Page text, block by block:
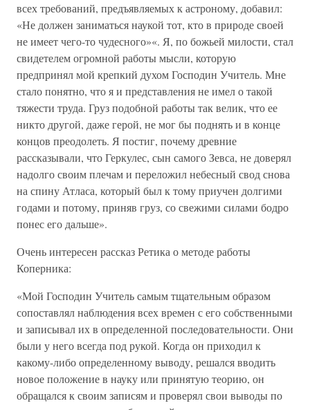
всех требований, предъявляемых к астроному, добавил:
«Не должен заниматься наукой тот, кто в природе своей
не имеет чего-то чудесного»«. Я, по божьей милости, стал
свидетелем огромной работы мысли, которую
предпринял мой крепкий духом Господин Учитель. Мне
стало понятно, что я и представления не имел о такой
тяжести труда. Груз подобной работы так велик, что ее
никто другой, даже герой, не мог бы поднять и в конце
концов преодолеть. Я постиг, почему древние
рассказывали, что Геркулес, сын самого Зевса, не доверял
надолго своим плечам и переложил небесный свод снова
на спину Атласа, который был к тому приучен долгими
годами и потому, приняв груз, со свежими силами бодро
понес его дальше».
Очень интересен рассказ Ретика о методе работы
Коперника:
«Мой Господин Учитель самым тщательным образом
сопоставлял наблюдения всех времен с его собственными
и записывал их в определенной последовательности. Они
были у него всегда под рукой. Когда он приходил к
какому-либо определенному выводу, решался вводить
новое положение в науку или принятую теорию, он
обращался к своим записям и проверял свои выводы по